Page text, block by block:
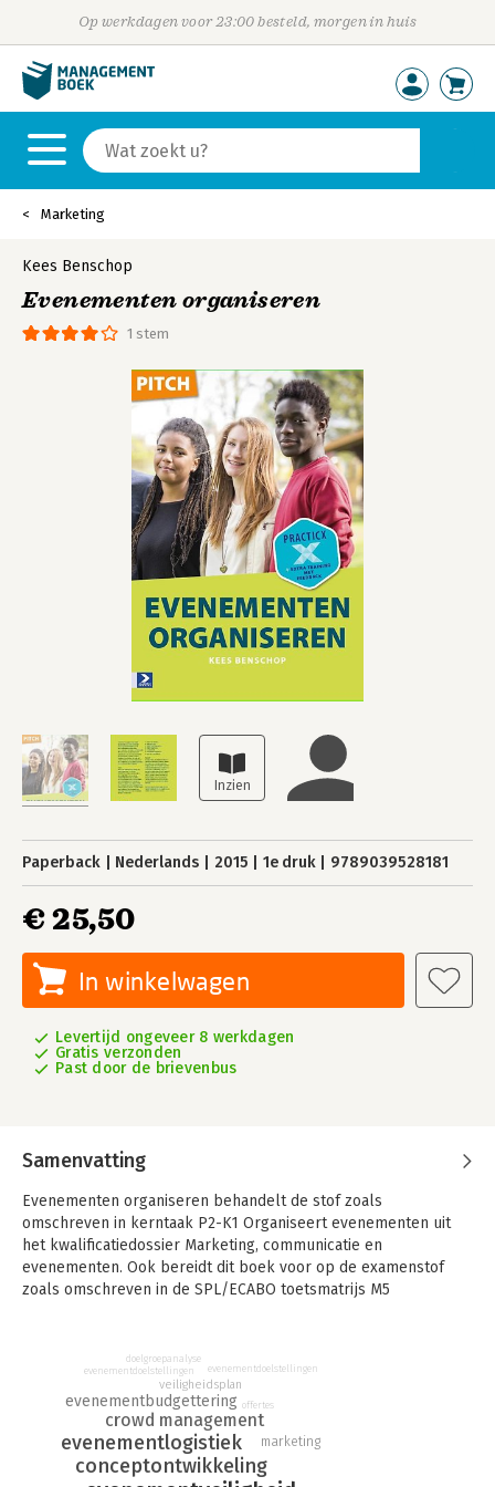
Op werkdagen voor 23:00 besteld, morgen in huis
Marketing
1 stem
Kees Benschop
Evenementen organiseren
Paperback Nederlands 2015 1e druk 9789039528181
€ 25,50
In winkelwagen
Levertijd ongeveer 8 werkdagen
Gratis verzonden
Past door de brievenbus
Samenvatting
Evenementen organiseren behandelt de stof zoals
omschreven in kerntaak P2-K1 Organiseert evenementen uit
het kwalificatiedossier Marketing, communicatie en
evenementen. Ook bereidt dit boek voor op de examenstof
zoals omschreven in de SPL/ECABO toetsmatrijs M5
stevige basis om studenten door te laten stomen naar het
NIMA-A diploma.
Pitch is een methode voor commerciële opleidingen in het
mbo. Bij het ontwikkelen stonden overzichtelijkheid en
begrijpelijkheid voorop: rustige vormgeving, heldere taal,
duidelijke structuur, margewoorden, onthoudblokjes voor het
conceptontwikkeling
evenementlogistiek
crowd management
evenementbudgettering
marketing
veiligheidsplan
evenementdoelstellingen
offertes
doelgroepanalyse
evenementdoelstellingen